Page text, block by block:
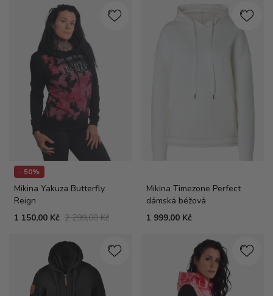
- 50%
Mikina Yakuza Butterfly
Reign
1 150,00 Kč 2 299,00 Kč
Mikina Timezone Perfect
dámská béžová
1 999,00 Kč